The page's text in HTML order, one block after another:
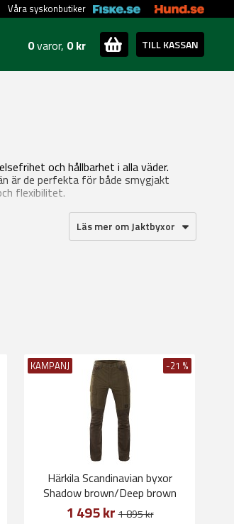
Våra syskonbutiker
0varor, 0 kr TILL KASSAN
och hållbarhet i alla väder.
är de perfekta för både smygjakt
flexibilitet.
Läs mer om Jaktbyxor
KAMPANJ -21 %
Härkila Scandinavian byxor
Shadow brown/Deep brown
1 495 kr1 895 kr